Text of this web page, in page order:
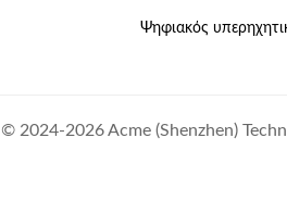
Ψηφιακός
© 2024-2026 Acme (Shenzhen)